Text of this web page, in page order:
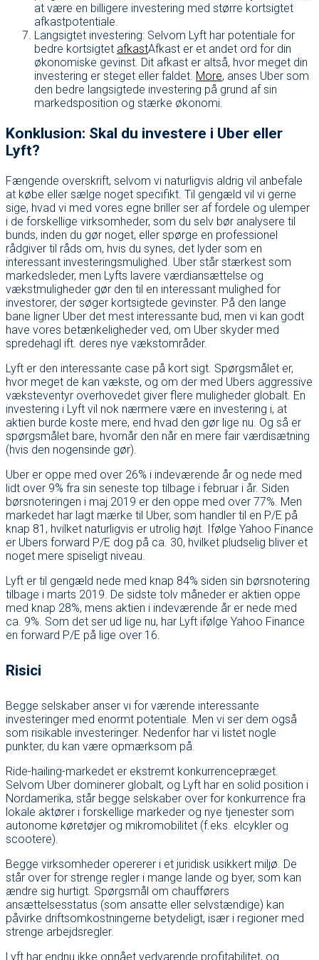
at være en billigere investering med større kortsigtet
afkastpotentiale.
Langsigtet investering: Selvom Lyft har potentiale for
bedre kortsigtet afkastAfkast er et andet ord for din
økonomiske gevinst. Dit afkast er altså, hvor meget din
investering er steget eller faldet. More, anses Uber som
den bedre langsigtede investering på grund af sin
markedsposition og stærke økonomi.
Konklusion: Skal du investere i Uber eller
Lyft?
Fængende overskrift, selvom vi naturligvis aldrig vil anbefale
at købe eller sælge noget specifikt. Til gengæld vil vi gerne
sige, hvad vi med vores egne briller ser af fordele og ulemper
i de forskellige virksomheder, som du selv bør analysere til
bunds, inden du gør noget, eller spørge en professionel
rådgiver til råds om, hvis du synes, det lyder som en
interessant investeringsmulighed. Uber står stærkest som
markedsleder, men Lyfts lavere værdiansættelse og
vækstmuligheder gør den til en interessant mulighed for
investorer, der søger kortsigtede gevinster. På den lange
bane ligner Uber det mest interessante bud, men vi kan godt
have vores betænkeligheder ved, om Uber skyder med
spredehagl ift. deres nye vækstområder.
Lyft er den interessante case på kort sigt. Spørgsmålet er,
hvor meget de kan vækste, og om der med Ubers aggressive
væksteventyr overhovedet giver flere muligheder globalt. En
investering i Lyft vil nok nærmere være en investering i, at
aktien burde koste mere, end hvad den gør lige nu. Og så er
spørgsmålet bare, hvornår den når en mere fair værdisætning
(hvis den nogensinde gør).
Uber er oppe med over 26% i indeværende år og nede med
lidt over 9% fra sin seneste top tilbage i februar i år. Siden
børsnoteringen i maj 2019 er den oppe med over 77%. Men
markedet har lagt mærke til Uber, som handler til en P/E på
knap 81, hvilket naturligvis er utrolig højt. Ifølge Yahoo Finance
er Ubers forward P/E dog på ca. 30, hvilket pludselig bliver et
noget mere spiseligt niveau.
Lyft er til gengæld nede med knap 84% siden sin børsnotering
tilbage i marts 2019. De sidste tolv måneder er aktien oppe
med knap 28%, mens aktien i indeværende år er nede med
ca. 9%. Som det ser ud lige nu, har Lyft ifølge Yahoo Finance
en forward P/E på lige over 16.
Risici
Begge selskaber anser vi for værende interessante
investeringer med enormt potentiale. Men vi ser dem også
som risikable investeringer. Nedenfor har vi listet nogle
punkter, du kan være opmærksom på.
Ride-hailing-markedet er ekstremt konkurrencepræget.
Selvom Uber dominerer globalt, og Lyft har en solid position i
Nordamerika, står begge selskaber over for konkurrence fra
lokale aktører i forskellige markeder og nye tjenester som
autonome køretøjer og mikromobilitet (f.eks. elcykler og
scootere).
Begge virksomheder opererer i et juridisk usikkert miljø. De
står over for strenge regler i mange lande og byer, som kan
ændre sig hurtigt. Spørgsmål om chaufførers
ansættelsesstatus (som ansatte eller selvstændige) kan
påvirke driftsomkostningerne betydeligt, især i regioner med
strenge arbejdsregler.
Lyft har endnu ikke opnået vedvarende profitabilitet, og